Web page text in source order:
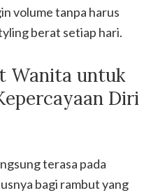
volume tanpa harus
berat setiap hari.
Wanita untuk
Diri
terasa pada
bagi rambut yang